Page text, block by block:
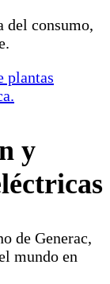
del consumo,
plantas
y
de Generac,
mundo en